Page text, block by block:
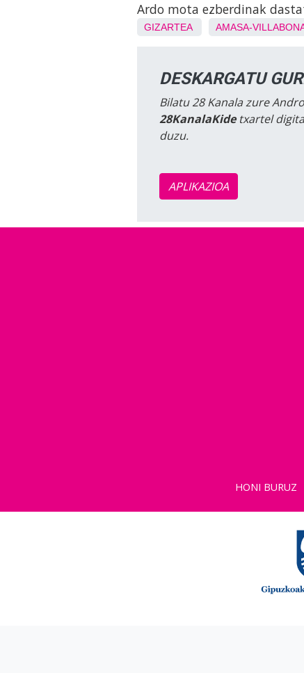
Ardo mota ezberdinak
GIZARTEA AMASA-
DESKARGATU
Bilatu 28 Kanala zure
28KanalaKidetxartel
duzu.
APLIKAZIOA
HONI BURUZ